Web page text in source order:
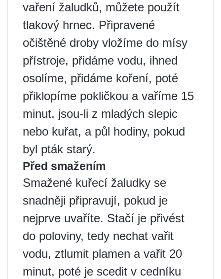
vaření žaludků, můžete použít
tlakový hrnec. Připravené
očištěné droby vložíme do mísy
přístroje, přidáme vodu, ihned
osolíme, přidáme koření, poté
přiklopíme pokličkou a vaříme 15
minut, jsou-li z mladých slepic
nebo kuřat, a půl hodiny, pokud
byl pták starý.
Před smažením
Smažené kuřecí žaludky se
snadněji připravují, pokud je
nejprve uvaříte. Stačí je přivést
do poloviny, tedy nechat vařit
vodu, ztlumit plamen a vařit 20
minut, poté je scedit v cedníku